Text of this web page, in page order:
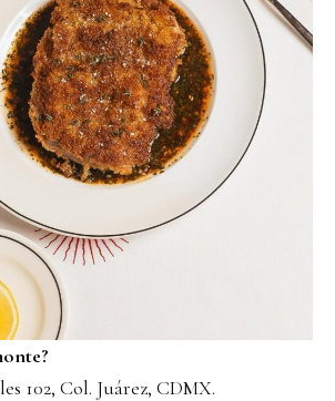
102, Col. Juárez, CDMX.